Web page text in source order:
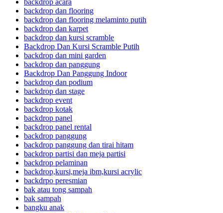
backdrop dan flooring
backdrop dan flooring melaminto putih
backdrop dan karpet
backdrop dan kursi scramble
Backdrop Dan Kursi Scramble Putih
backdrop dan mini garden
backdrop dan panggung
Backdrop Dan Panggung Indoor
backdrop dan podium
backdrop dan stage
backdrop event
backdrop kotak
backdrop panel
backdrop panel rental
backdrop panggung
backdrop panggung dan tirai hitam
backdrop partisi dan meja partisi
backdrop pelaminan
backdrop,kursi,meja ibm,kursi acrylic
backdrpo peresmian
bak atau tong sampah
bak sampah
bangku anak